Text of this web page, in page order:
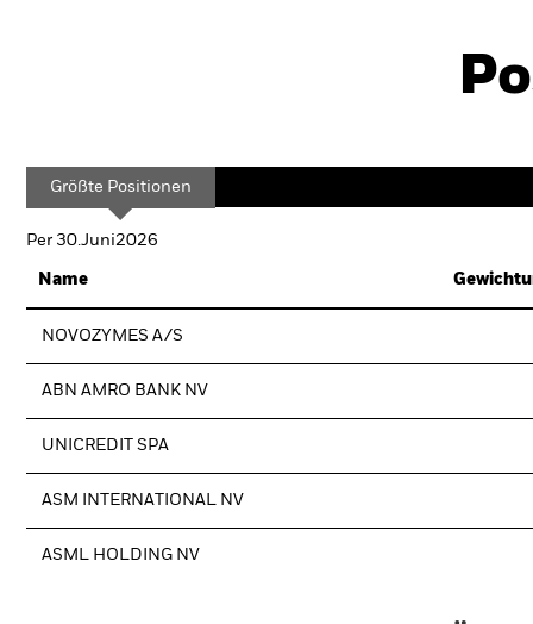
Größte Positionen
Per 30.Juni2026
Name
NOVOZYMES A/S
ABN AMRO BANK NV
UNICREDIT SPA
ASM INTERNATIONAL NV
ASML HOLDING NV